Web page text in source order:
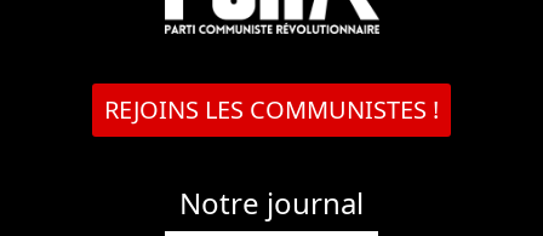
REJOINS LES COMMUNISTES !
Notre journal